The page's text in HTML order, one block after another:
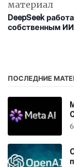
материал
DeepSeek
собственным
ПОСЛЕДНИЕ